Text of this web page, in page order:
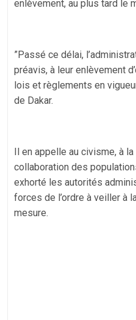
enlèvement, au plus tard le
”Passé ce délai,
préavis, à leur enlèvement
lois et règlements en
de Dakar.
Il en appelle au civisme, à
collaboration des
exhorté les autorités
forces de l’ordre à veiller à
mesure.